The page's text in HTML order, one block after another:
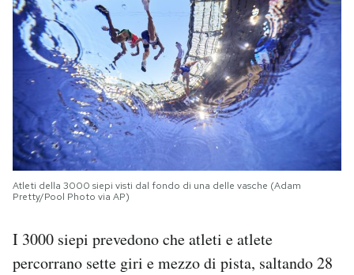
Atleti della 3000 siepi visti dal fondo di una delle vasche (Adam
Pretty/Pool Photo via AP)
I 3000 siepi prevedono che atleti e atlete
percorrano sette giri e mezzo di pista, saltando 28